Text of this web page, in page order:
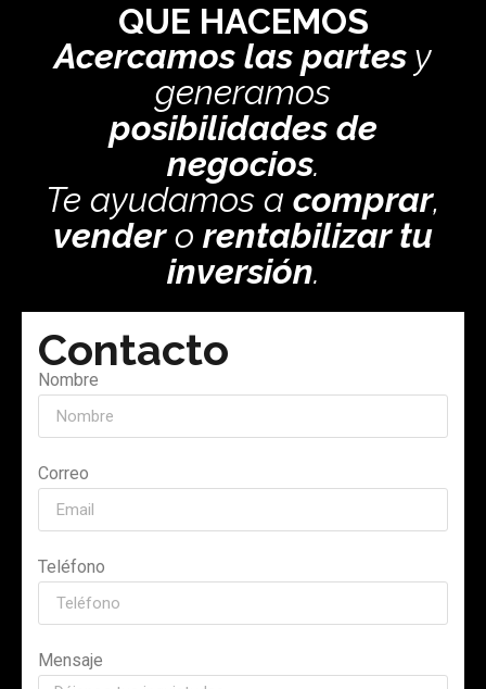
QUE HACEMOS
Acercamos las partes y
generamos
posibilidades de
negocios.
Te ayudamos a comprar,
vendero rentabilizar tu
inversión.
Contacto
Nombre
Correo
Teléfono
Mensaje